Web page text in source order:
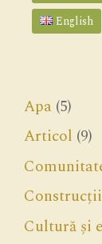
English
Apa (5)
Articol (9)
Cultură și